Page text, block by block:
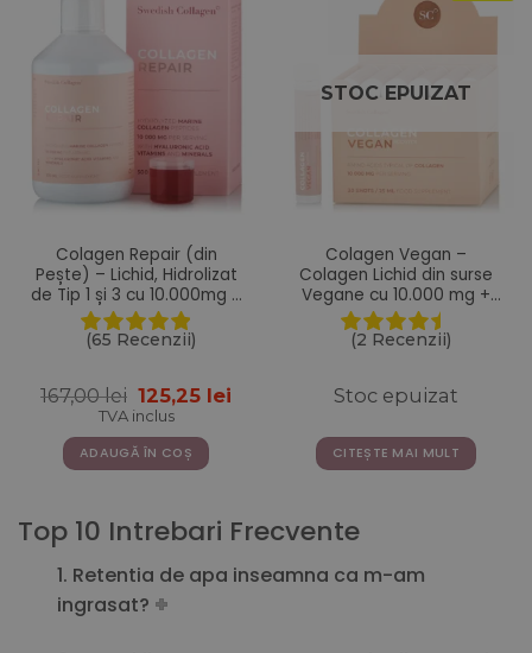
Colagen Repair (din
Pește) – Lichid, Hidrolizat
de Tip 1 și 3 cu 10.000mg +
Acid Hialuronic + Biotină +
MSM + Zinc + Siliciu +
Vitamine – 500ml
(65 Recenzii)
167,00lei Prețul
inițial
a
fost:
167,00 lei.
125,25 leiPrețul
125,25 lei.
TVA inclus
ADAUGĂ ÎN COȘ
STOC EPUIZAT
Colagen Vegan –
Colagen Lichid din surse
Vegane cu 10.000 mg +
Acid Hialuronic + Biotină +
MSM + Zinc + Siliciu +
Seleniu + Vitamine – 30
(2 Recenzii)
Stoc epuizat
CITEȘTE MAI MULT
Top 10 Intrebari Frecvente
1. Retentia de apa inseamna ca m-am
ingrasat?